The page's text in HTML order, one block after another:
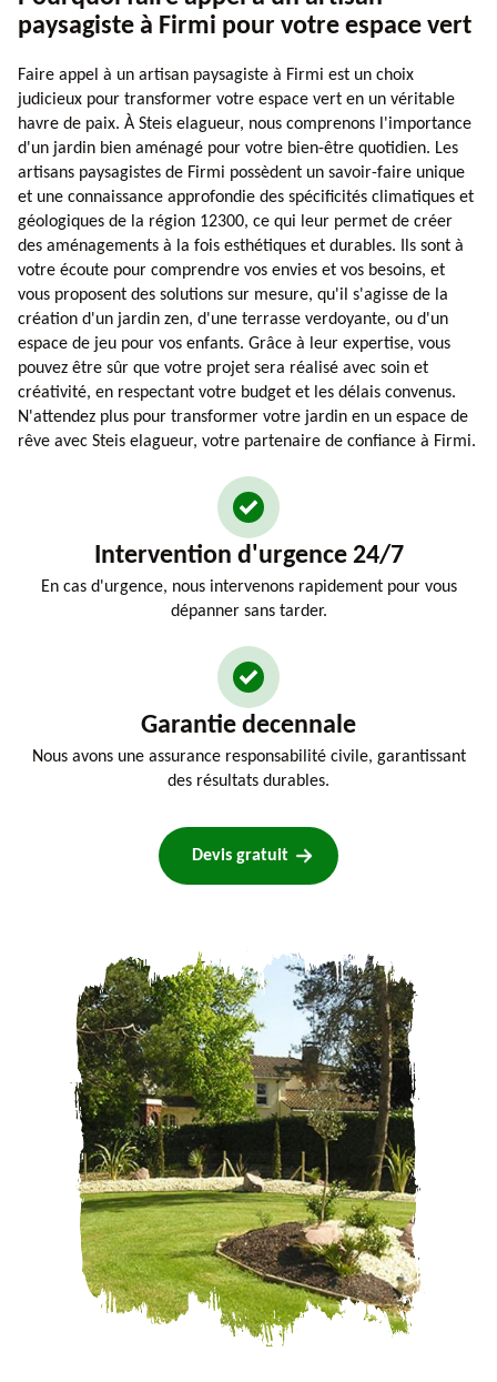
paysagiste à Firmi pour votre espace vert
Faire appel à un artisan paysagiste à Firmi est un choix
judicieux pour transformer votre espace vert en un véritable
havre de paix. À Steis elagueur, nous comprenons l'importance
d'un jardin bien aménagé pour votre bien-être quotidien. Les
artisans paysagistes de Firmi possèdent un savoir-faire unique
et une connaissance approfondie des spécificités climatiques et
géologiques de la région 12300, ce qui leur permet de créer
des aménagements à la fois esthétiques et durables. Ils sont à
votre écoute pour comprendre vos envies et vos besoins, et
vous proposent des solutions sur mesure, qu'il s'agisse de la
création d'un jardin zen, d'une terrasse verdoyante, ou d'un
espace de jeu pour vos enfants. Grâce à leur expertise, vous
pouvez être sûr que votre projet sera réalisé avec soin et
créativité, en respectant votre budget et les délais convenus.
N'attendez plus pour transformer votre jardin en un espace de
rêve avec Steis elagueur, votre partenaire de confiance à Firmi.
Intervention d'urgence 24/7
En cas d'urgence, nous intervenons rapidement pour vous
dépanner sans tarder.
Garantie decennale
Nous avons une assurance responsabilité civile, garantissant
des résultats durables.
Devis gratuit